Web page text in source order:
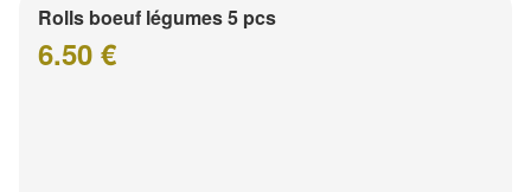
Rolls boeuf légumes 5 pcs
6.50 €